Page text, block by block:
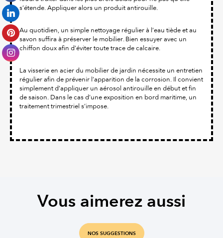
s’étende. Appliquer alors un produit antirouille.
Au quotidien, un simple nettoyage régulier à l’eau tiède et au
savon suffira à préserver le mobilier. Bien essuyer avec un
chiffon doux afin d’éviter toute trace de calcaire.
La visserie en acier du mobilier de jardin nécessite un entretien
régulier afin de prévenir l’apparition de la corrosion. Il convient
simplement d’appliquer un aérosol antirouille en début et fin
de saison. Dans le cas d’une exposition en bord maritime, un
traitement trimestriel s’impose.
Vous aimerez aussi
NOS SUGGESTIONS